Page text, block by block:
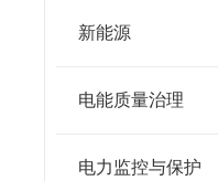
新能源
电能质量治理
电力监控与保护